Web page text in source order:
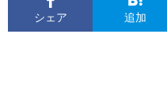
シェア 追加